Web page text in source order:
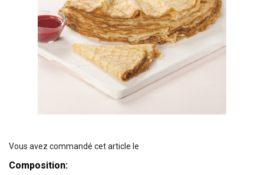
Vous avez commandé cet article le
Composition: